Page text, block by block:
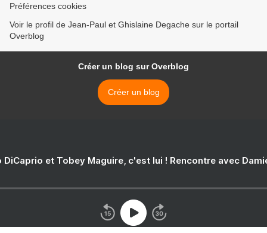
Préférences cookies
Voir le profil de Jean-Paul et Ghislaine Degache sur le portail
Overblog
Créer un blog sur Overblog
Créer un blog
DiCaprio et Tobey Maguire, c'est lui ! Rencontre avec